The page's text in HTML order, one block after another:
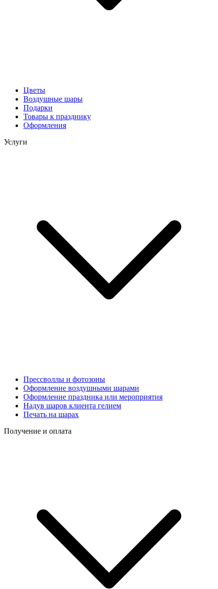
Цветы
Воздушные шары
Подарки
Товары к празднику
Оформления
Услуги
Прессволлы и фотозоны
Оформление воздушными шарами
Оформление праздника или мероприятия
Надув шаров клиента гелием
Печать на шарах
Получение и оплата